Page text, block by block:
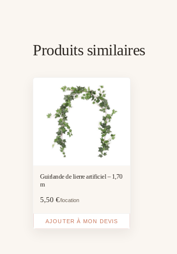
Produits similaires
Guirlande de lierre artificiel – 1,70
m
5,50€/location
AJOUTER À MON DEVIS